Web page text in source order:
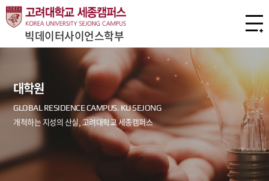
빅데이터사이언스학부
대학원